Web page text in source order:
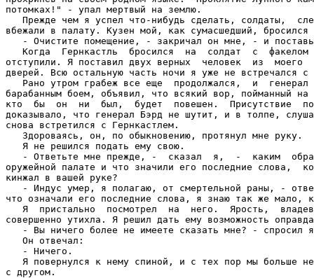
потомках!" - упал мертвый на землю.
Прежде чем я успел что-нибудь сделать, солдаты,
вбежали в палату. Кузен мой, как сумасшедший,
- Очистите помещение, - закричал он мне, - и
Когда  Гернкастль  бросился  на  солдат  с  факелом
отступили. Я поставил двух верных  человек  из
дверей. Всю остальную часть ночи я уже не встречался с
Рано утром грабеж все еще  продолжался,  и  генерал
барабанным боем, объявил, что всякий вор, пойманный на
кто  бы  он  ни  был,  будет  повешен.  Присутствие
доказывало, что генерал Бэрд не шутит, и в толпе,
снова встретился с Гернкастлем.
   Здороваясь, он, по обыкновению, протянул мне руку.
   Я не решился подать ему свою.
- Ответьте мне прежде, -  сказал  я,  -  каким
оружейной палате и что значили его последние слова,
кинжал в вашей руке?
- Индус умер, я полагаю, от смертельной раны, -
что означали его последние слова, я знаю так же мало,
Я  пристально  посмотрел  на  него.  Ярость,
совершенно утихла. Я решил дать ему возможность
- Вы ничего более не имеете сказать мне? - спросил
   Он отвечал:
   - Ничего.
Я повернулся к нему спиной, и с тех пор мы больше
с другом.